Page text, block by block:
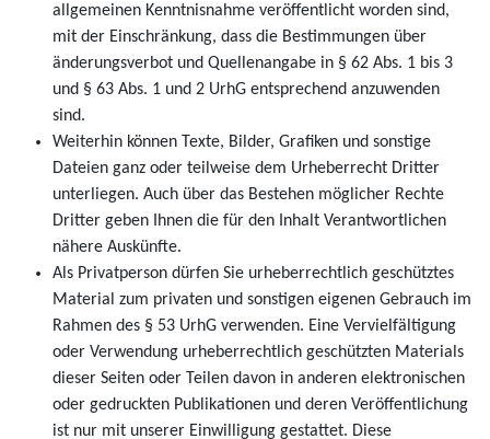
allgemeinen Kenntnisnahme veröffentlicht worden sind,
mit der Einschränkung, dass die Bestimmungen über
änderungsverbot und Quellenangabe in § 62 Abs. 1 bis 3
und § 63 Abs. 1 und 2 UrhG entsprechend anzuwenden
sind.
Weiterhin können Texte, Bilder, Grafiken und sonstige
Dateien ganz oder teilweise dem Urheberrecht Dritter
unterliegen. Auch über das Bestehen möglicher Rechte
Dritter geben Ihnen die für den Inhalt Verantwortlichen
nähere Auskünfte.
Als Privatperson dürfen Sie urheberrechtlich geschütztes
Material zum privaten und sonstigen eigenen Gebrauch im
Rahmen des § 53 UrhG verwenden. Eine Vervielfältigung
oder Verwendung urheberrechtlich geschützten Materials
dieser Seiten oder Teilen davon in anderen elektronischen
oder gedruckten Publikationen und deren Veröffentlichung
ist nur mit unserer Einwilligung gestattet. Diese